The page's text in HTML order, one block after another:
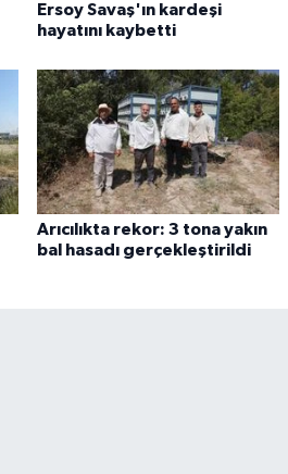
Ersoy Savaş'ın kardeşi
hayatını kaybetti
Arıcılıkta rekor: 3 tona yakın
bal hasadı gerçekleştirildi